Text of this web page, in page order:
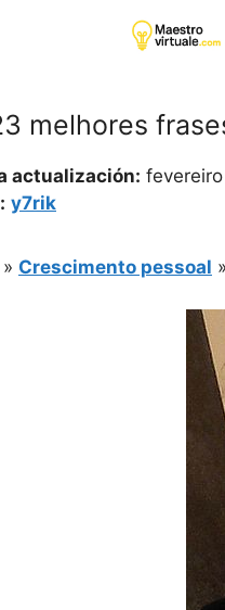
melhores
actualización:
y7rik
» Crescimento pessoal »